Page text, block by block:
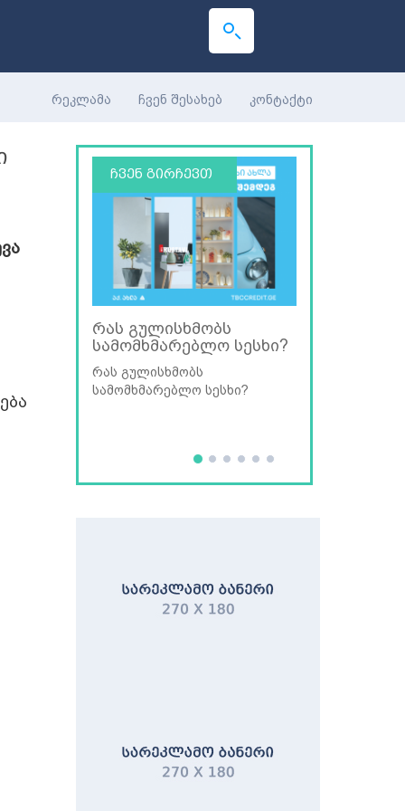
რეკლამა ჩვენ შესახებ კონტაქტი
ჩვენ გირჩევთ
რას გულისხმობს
სამომხმარებლო სესხი?
რას გულისხმობს
სამომხმარებლო სესხი?